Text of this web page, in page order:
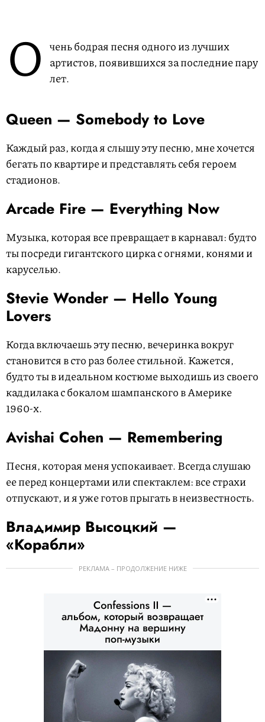
О чень бодрая песня одного из лучших
артистов, появившихся за последние пару
лет.
Queen — Somebody to Love
Каждый раз, когда я слышу эту песню, мне хочется
бегать по квартире и представлять себя героем
стадионов.
Arcade Fire — Everything Now
Музыка, которая все превращает в карнавал: будто
ты посреди гигантского цирка с огнями, конями и
каруселью.
Stevie Wonder — Hello Young
Lovers
Когда включаешь эту песню, вечеринка вокруг
становится в сто раз более стильной. Кажется,
будто ты в идеальном костюме выходишь из своего
каддилака с бокалом шампанского в Америке
1960-х.
Avishai Cohen — Remembering
Песня, которая меня успокаивает. Всегда слушаю
ее перед концертами или спектаклем: все страхи
отпускают, и я уже готов прыгать в неизвестность.
Владимир Высоцкий —
«Корабли»
РЕКЛАМА – ПРОДОЛЖЕНИЕ НИЖЕ